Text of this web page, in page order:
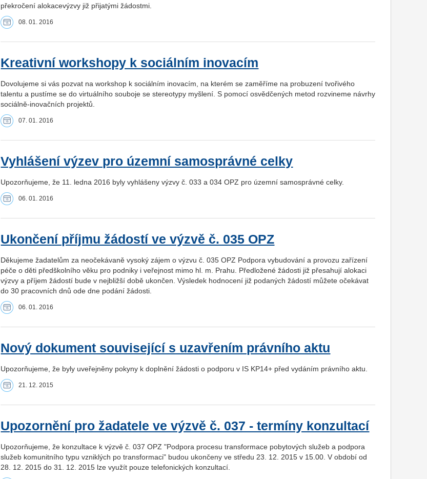
překročení alokacevýzvy již přijatými žádostmi.
08. 01. 2016
Kreativní workshopy k sociálním inovacím
Dovolujeme si vás pozvat na workshop k sociálním inovacím, na kterém se zaměříme na probuzení tvořivého
talentu a pustíme se do virtuálního souboje se stereotypy myšlení. S pomocí osvědčených metod rozvineme návrhy
sociálně-inovačních projektů.
07. 01. 2016
Vyhlášení výzev pro územní samosprávné celky
Upozorňujeme, že 11. ledna 2016 byly vyhlášeny výzvy č. 033 a 034 OPZ pro územní samosprávné celky.
06. 01. 2016
Ukončení příjmu žádostí ve výzvě č. 035 OPZ
Děkujeme žadatelům za neočekávaně vysoký zájem o výzvu č. 035 OPZ Podpora vybudování a provozu zařízení
péče o děti předškolního věku pro podniky i veřejnost mimo hl. m. Prahu. Předložené žádosti již přesahují alokaci
výzvy a příjem žádostí bude v nejbližší době ukončen. Výsledek hodnocení již podaných žádostí můžete očekávat
do 30 pracovních dnů ode dne podání žádosti.
06. 01. 2016
Nový dokument související s uzavřením právního aktu
Upozorňujeme, že byly uveřejněny pokyny k doplnění žádosti o podporu v IS KP14+ před vydáním právního aktu.
21. 12. 2015
Upozornění pro žadatele ve výzvě č. 037 - termíny konzultací
Upozorňujeme, že konzultace k výzvě č. 037 OPZ "Podpora procesu transformace pobytových služeb a podpora
služeb komunitního typu vzniklých po transformaci" budou ukončeny ve středu 23. 12. 2015 v 15.00. V období od
28. 12. 2015 do 31. 12. 2015 lze využít pouze telefonických konzultací.